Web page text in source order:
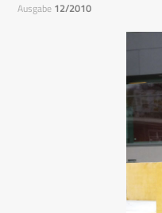
Ausgabe 12/2010